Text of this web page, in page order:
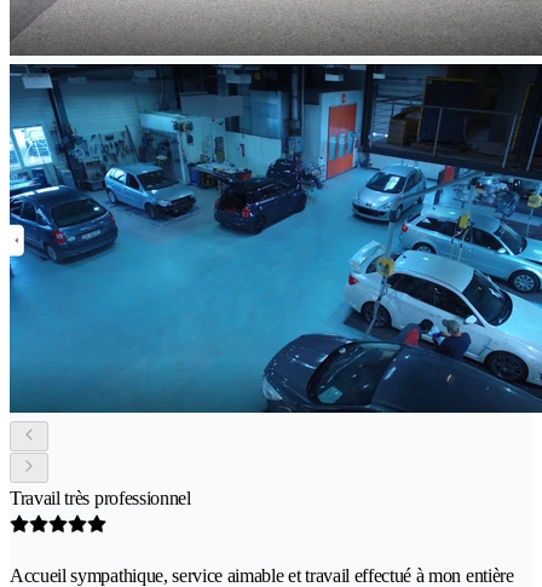
Travail très professionnel
Accueil sympathique, service aimable et travail effectué à mon entière